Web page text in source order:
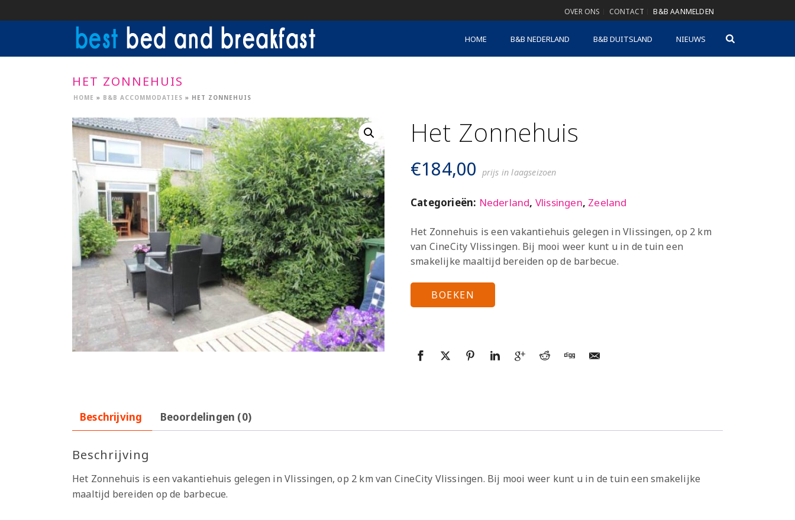
OVER ONS CONTACT B&B AANMELDEN
HOME B&B NEDERLAND B&B DUITSLAND NIEUWS
HET ZONNEHUIS
HOME » B&B ACCOMMODATIES » HET ZONNEHUIS
Het Zonnehuis
€184,00 prijs in laagseizoen
Categorieën: Nederland, Vlissingen, Zeeland
Het Zonnehuis is een vakantiehuis gelegen in Vlissingen, op 2 km
van CineCity Vlissingen. Bij mooi weer kunt u in de tuin een
smakelijke maaltijd bereiden op de barbecue.
BOEKEN
Beschrijving Beoordelingen (0)
Beschrijving
Het Zonnehuis is een vakantiehuis gelegen in Vlissingen, op 2 km van CineCity Vlissingen. Bij mooi weer kunt u in de tuin een smakelijke
maaltijd bereiden op de barbecue.